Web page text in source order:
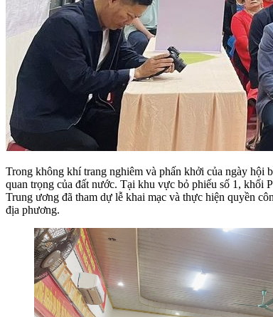
Trong không khí trang nghiêm và phấn khởi của ngày hội
quan trọng của đất nước. Tại khu vực bỏ phiếu số 1,
Trung ương đã tham dự lễ khai mạc và thực hiện quyền
địa phương.